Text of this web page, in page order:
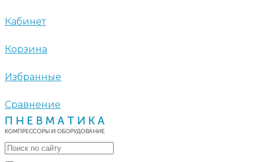
Кабинет
Корзина
Избранные
Сравнение